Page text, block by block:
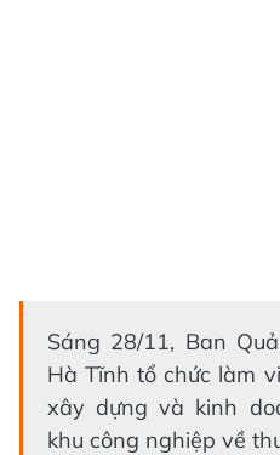
Sáng 28/11, Ban
Hà Tĩnh tổ chức làm
xây dựng và kinh
khu công nghiệp về